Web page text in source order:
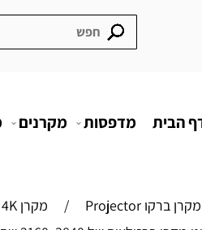
הבית מדפסות מקרנים
מקרן ברקו Projector /
מקרן 4K